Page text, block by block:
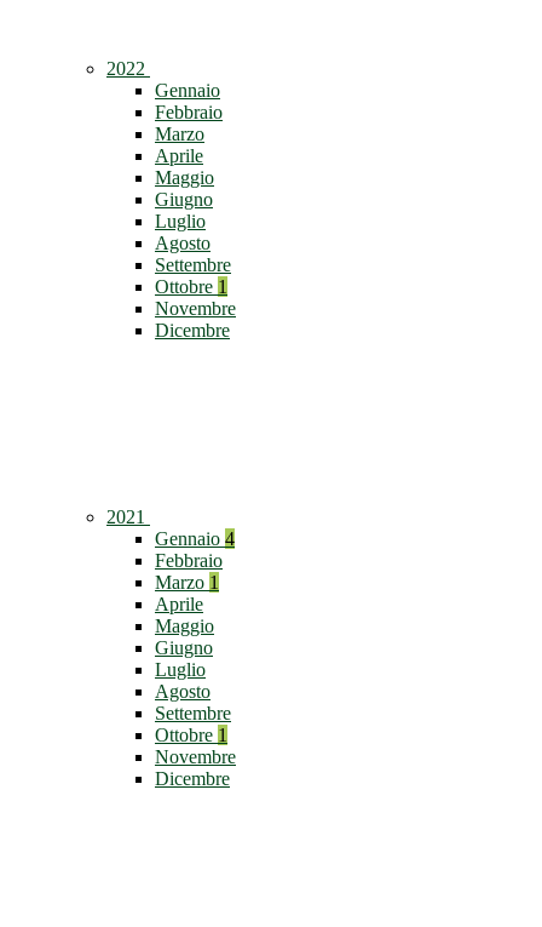
2022
Gennaio
Febbraio
Marzo
Aprile
Maggio
Giugno
Luglio
Agosto
Settembre
Ottobre 1
Novembre
Dicembre
2021
Gennaio 4
Febbraio
Marzo 1
Aprile
Maggio
Giugno
Luglio
Agosto
Settembre
Ottobre 1
Novembre
Dicembre